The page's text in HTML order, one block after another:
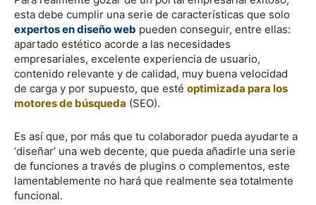
esta debe cumplir una serie de características que solo
expertos en diseño web pueden conseguir, entre ellas:
apartado estético acorde a las necesidades
empresariales, excelente experiencia de usuario,
contenido relevante y de calidad, muy buena velocidad
de carga y por supuesto, que esté optimizada para los
motores de búsqueda (SEO).
Es así que, por más que tu colaborador pueda ayudarte a
‘diseñar’ una web decente, que pueda añadirle una serie
de funciones a través de plugins o complementos, este
lamentablemente no hará que realmente sea totalmente
funcional.